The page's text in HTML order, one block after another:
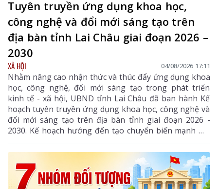
Tuyên truyền ứng dụng khoa học,
công nghệ và đổi mới sáng tạo trên
địa bàn tỉnh Lai Châu giai đoạn 2026 –
2030
XÃ HỘI 04/08/2026 17:11
Nhằm nâng cao nhận thức và thúc đẩy ứng dụng khoa
học, công nghệ, đổi mới sáng tạo trong phát triển
kinh tế - xã hội, UBND tỉnh Lai Châu đã ban hành Kế
hoạch tuyên truyền ứng dụng khoa học, công nghệ và
đổi mới sáng tạo trên địa bàn tỉnh giai đoạn 2026 -
2030. Kế hoạch hướng đến tạo chuyển biến mạnh mẽ
từ nhận thức đến hành động, phát huy vai trò của
khoa học, công nghệ, đổi mới sáng tạo và chuyển đổi
số, góp phần thực hiện hiệu quả các mục tiêu phát
triển của tỉnh trong giai đoạn mới.